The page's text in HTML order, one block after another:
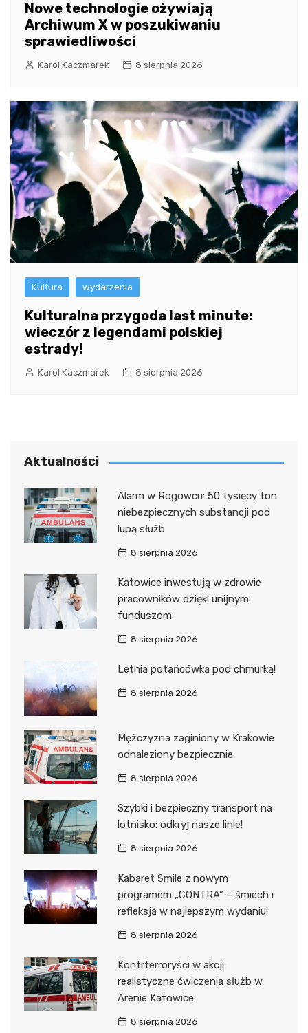
Nowe technologie ożywiają
Archiwum X w poszukiwaniu
sprawiedliwości
Karol Kaczmarek 8 sierpnia 2026
Kultura wydarzenia
Kulturalna przygoda last minute:
wieczór z legendami polskiej
estrady!
Karol Kaczmarek 8 sierpnia 2026
Aktualności
Alarm w Rogowcu: 50 tysięcy ton
niebezpiecznych substancji pod
lupą służb
8 sierpnia 2026
Katowice inwestują w zdrowie
pracowników dzięki unijnym
funduszom
8 sierpnia 2026
Letnia potańcówka pod chmurką!
8 sierpnia 2026
Mężczyzna zaginiony w Krakowie
odnaleziony bezpiecznie
8 sierpnia 2026
Szybki i bezpieczny transport na
lotnisko: odkryj nasze linie!
8 sierpnia 2026
Kabaret Smile z nowym
programem „CONTRA” – śmiech i
refleksja w najlepszym wydaniu!
8 sierpnia 2026
Kontrterroryści w akcji:
realistyczne ćwiczenia służb w
Arenie Katowice
8 sierpnia 2026